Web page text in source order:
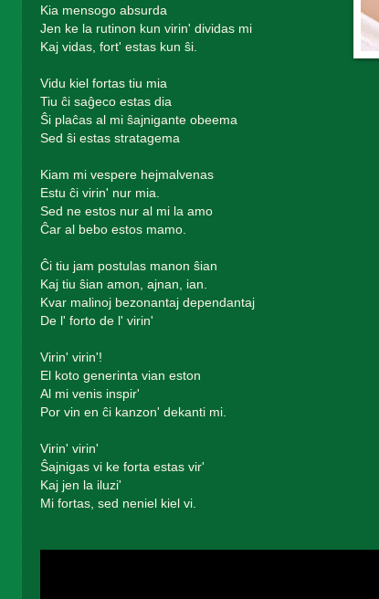
Kia mensogo absurda
Jen ke la rutinon kun virin' dividas mi
Kaj vidas, fort' estas kun ŝi.
Vidu kiel fortas tiu mia
Tiu ĉi saĝeco estas dia
Ŝi plaĉas al mi ŝajnigante obeema
Sed ŝi estas stratagema
Kiam mi vespere hejmalvenas
Estu ĉi virin' nur mia.
Sed ne estos nur al mi la amo
Ĉar al bebo estos mamo.
Ĉi tiu jam postulas manon ŝian
Kaj tiu ŝian amon, ajnan, ian.
Kvar malinoj bezonantaj dependantaj
De l' forto de l' virin'
Virin' virin'!
El koto generinta vian eston
Al mi venis inspir'
Por vin en ĉi kanzon' dekanti mi.
Virin' virin'
Ŝajnigas vi ke forta estas vir'
Kaj jen la iluzi'
Mi fortas, sed neniel kiel vi.